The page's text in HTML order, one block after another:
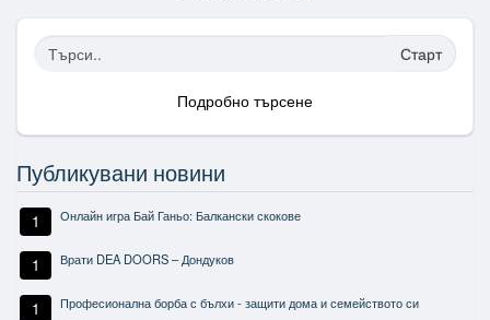
Старт
Подробно търсене
Публикувани новини
1 Онлайн игра Бай Ганьо: Балкански скокове
1 Врати DEA DOORS – Дондуков
1 Професионална борба с бълхи - защити дома и семейството си